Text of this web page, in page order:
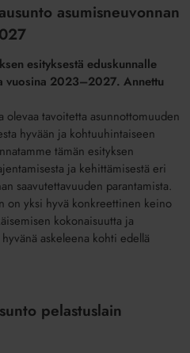
asumisneuvonnan
esityksestä eduskunnalle
vuosina 2023–2027. Annettu
olevaa tavoitetta asunnottomuuden
hyvään ja kohtuuhintaiseen
tämän esityksen
ja kehittämisestä eri
saavutettavuuden parantamista.
on yksi hyvä konkreettinen keino
kokonaisuutta ja
askeleena kohti edellä
pelastuslain